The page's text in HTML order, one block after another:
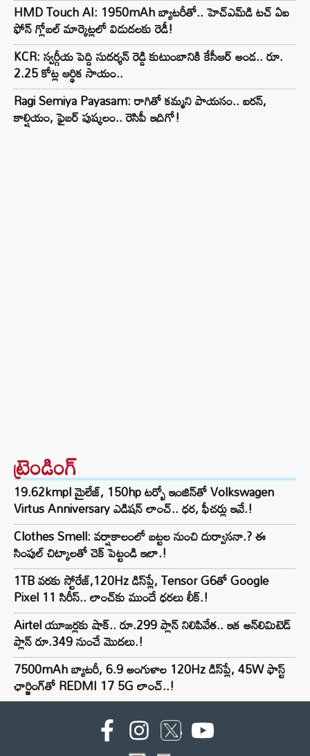
HMD Touch AI: 1950mAh బ్యాటరీతో.. హెచ్‌ఎమ్‌డి టచ్ ఏఐ
ఫోన్ గ్లోబల్ మార్కెట్లలో విడుదలకు రెడీ!
KCR: స్వర్గీయ పెద్ది సుదర్శన్ రెడ్డి కుటుంబానికి కేసీఆర్ అండ.. రూ.
2.25 కోట్ల ఆర్థిక సాయం..
Ragi Semiya Payasam: రాగితో కమ్మని పాయసం.. ఐరన్,
కాల్షియం, ఫైబర్ పుష్కలం.. రెసిపీ ఇదిగో!
ట్రెండింగ్‌
19.62kmpl మైలేజ్, 150hp టర్బో ఇంజిన్‌తో Volkswagen
Virtus Anniversary ఎడిషన్ లాంచ్.. ధర, ఫీచర్లు ఇవే.!
Clothes Smell: వర్షాకాలంలో బట్టల నుంచి దుర్వాసనా.? ఈ
సింపుల్ చిట్కాలతో చెక్ పెట్టండి ఇలా.!
1TB వరకు స్టోరేజ్,120Hz డిస్‌ప్లే, Tensor G6తో Google
Pixel 11 సిరీస్.. లాంచ్⁭కు ముందే ధరలు లీక్.!
Airtel యూజర్లకు షాక్.. రూ.299 ప్లాన్ నిలిపివేత.. ఇక అన్‌లిమిటెడ్
ప్లాన్ రూ.349 నుంచే మొదలు.!
7500mAh బ్యాటరీ, 6.9 అంగుళాల 120Hz డిస్‌ప్లే, 45W ఫాస్ట్
ఛార్జింగ్‌తో REDMI 17 5G లాంచ్..!